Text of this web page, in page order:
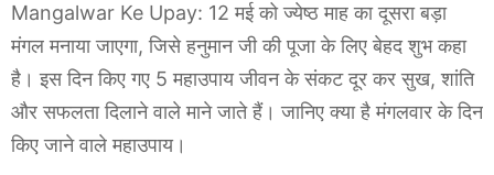
Mangalwar Ke Upay: 12 मई को ज्येष्ठ माह का दूसरा बड़ा
मंगल मनाया जाएगा, जिसे हनुमान जी की पूजा के लिए बेहद शुभ कहा
है। इस दिन किए गए 5 महाउपाय जीवन के संकट दूर कर सुख, शांति
और सफलता दिलाने वाले माने जाते हैं। जानिए क्या है मंगलवार के दिन
किए जाने वाले महाउपाय।